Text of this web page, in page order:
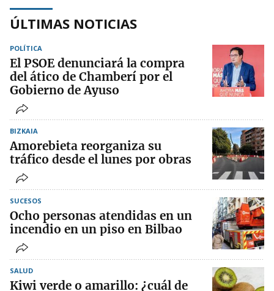
ÚLTIMAS NOTICIAS
POLÍTICA
El PSOE denunciará la compra
del ático de Chamberí por el
Gobierno de Ayuso
BIZKAIA
Amorebieta reorganiza su
tráfico desde el lunes por obras
SUCESOS
Ocho personas atendidas en un
incendio en un piso en Bilbao
SALUD
Kiwi verde o amarillo: ¿cuál de